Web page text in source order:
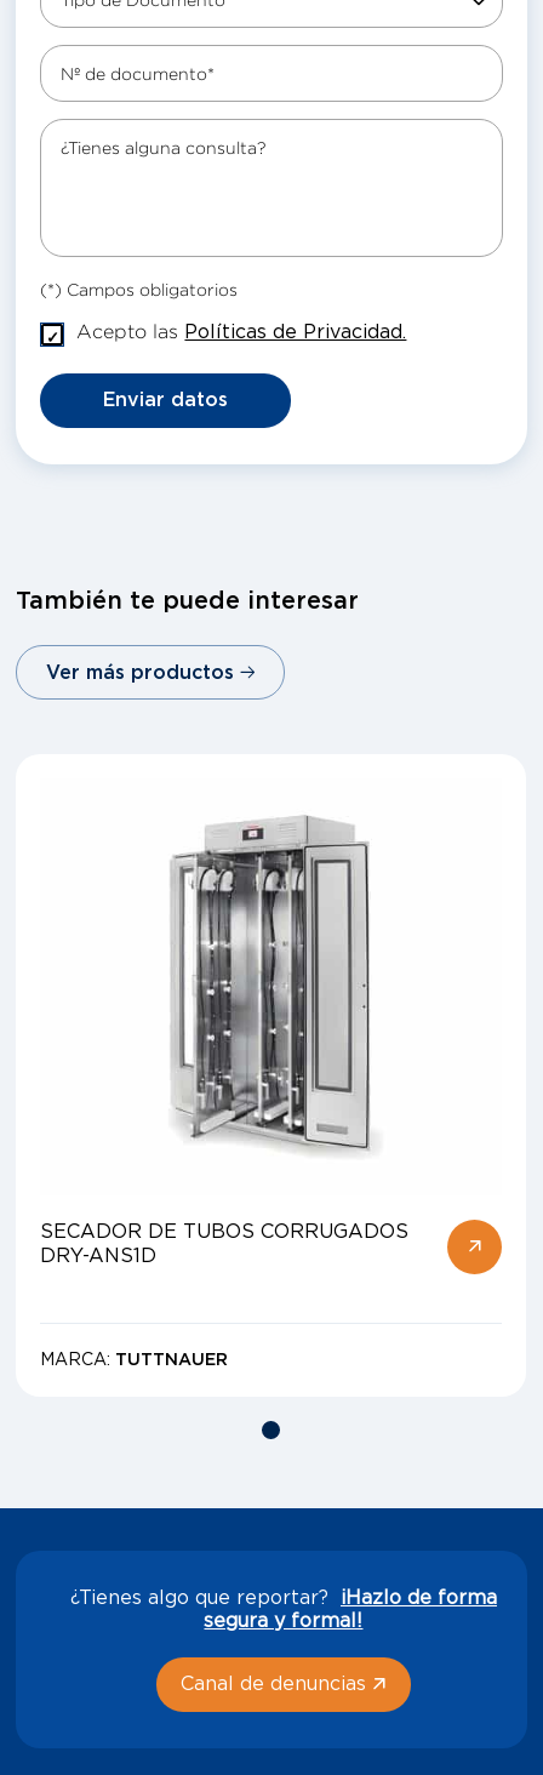
Nº de documento*
¿Tienes alguna consulta?
(*) Campos obligatorios
Acepto las Políticas de Privacidad.
Enviar datos
También te puede interesar
Ver más productos
SECADOR DE TUBOS CORRUGADOS
DRY-ANS1D
MARCA: TUTTNAUER
¿Tienes algo que reportar? ¡Hazlo de forma
segura y formal!
Canal de denuncias